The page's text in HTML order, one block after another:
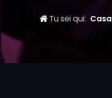
Tu sei qui: Casa